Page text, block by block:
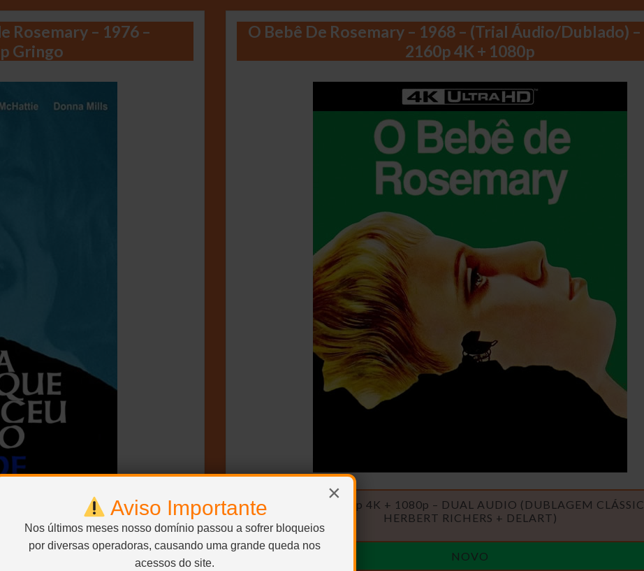
×
Aviso Importante
Nos últimos meses nosso domínio passou a sofrer bloqueios
por diversas operadoras, causando uma grande queda nos
acessos do site.
Rosemary – 1976 –
Gringo
O Bebê De Rosemary – 1968 – (Trial Áudio/Dublado)
2160p 4K + 1080p
BLURAY 2160p 4K + 1080p – DUAL AUDIO (DUBLAGEM
HERBERT RICHERS + DELART)
NOVO